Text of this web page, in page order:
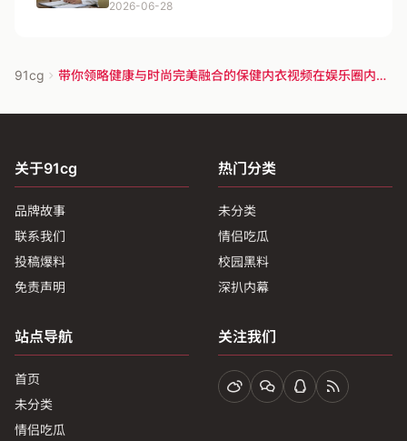
2026-06-28
91cg
带你领略健康与时尚完美融合的保健内衣视频在娱乐圈内部
关于91cg
品牌故事
联系我们
投稿爆料
免责声明
热门分类
未分类
情侣吃瓜
校园黑料
深扒内幕
站点导航
首页
未分类
情侣吃瓜
关注我们